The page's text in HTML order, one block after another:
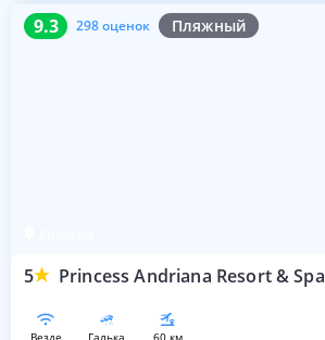
9.3 298 оценок Пляжный
5 Princess Andriana Resort & Spa
9.3 298 оценок
везде галька 60 км